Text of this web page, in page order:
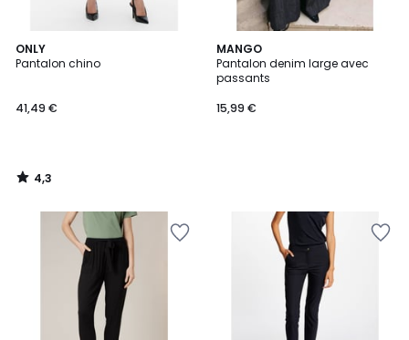
ONLY
Pantalon chino
41,49 €
4,3
/ 5
4,3
/
MANGO
Pantalon denim large avec
passants
15,99 €